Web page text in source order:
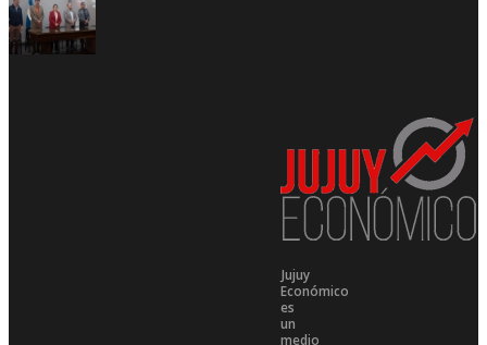
Jujuy
Económico
es
un
medio